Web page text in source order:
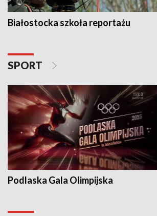
Białostocka szkoła reportażu
SPORT
Podlaska Gala Olimpijska